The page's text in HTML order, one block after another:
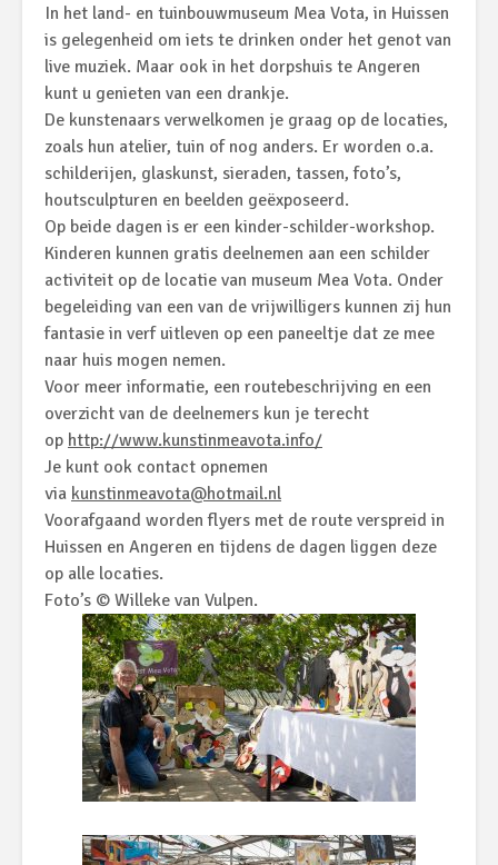
In het land- en tuinbouwmuseum Mea Vota, in Huissen
is gelegenheid om iets te drinken onder het genot van
live muziek. Maar ook in het dorpshuis te Angeren
kunt u genieten van een drankje.
De kunstenaars verwelkomen je graag op de locaties,
zoals hun atelier, tuin of nog anders. Er worden o.a.
schilderijen, glaskunst, sieraden, tassen, foto’s,
houtsculpturen en beelden geëxposeerd.
Op beide dagen is er een kinder-schilder-workshop.
Kinderen kunnen gratis deelnemen aan een schilder
activiteit op de locatie van museum Mea Vota. Onder
begeleiding van een van de vrijwilligers kunnen zij hun
fantasie in verf uitleven op een paneeltje dat ze mee
naar huis mogen nemen.
Voor meer informatie, een routebeschrijving en een
overzicht van de deelnemers kun je terecht
op http://www.kunstinmeavota.info/
Je kunt ook contact opnemen
via kunstinmeavota@hotmail.nl
Voorafgaand worden flyers met de route verspreid in
Huissen en Angeren en tijdens de dagen liggen deze
op alle locaties.
Foto’s © Willeke van Vulpen.